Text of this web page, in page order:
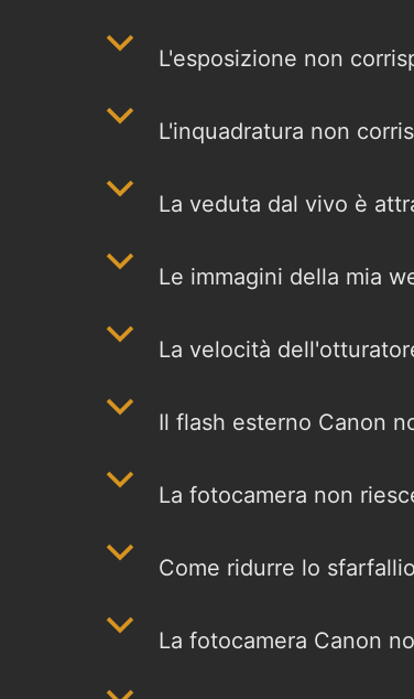
b L'esposizione non
b L'inquadratura non
b La veduta dal vivo è
b Le immagini della mia
b La velocità
b Il flash esterno Canon
b La fotocamera non
b Come ridurre lo
b La fotocamera Canon